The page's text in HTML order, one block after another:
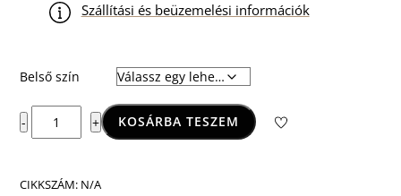
Szállítási és beüzemelési információk
Belső szín
-
Beach
Club
úszómedence
+ KOSÁRBA TESZEM
CIKKSZÁM: N/A